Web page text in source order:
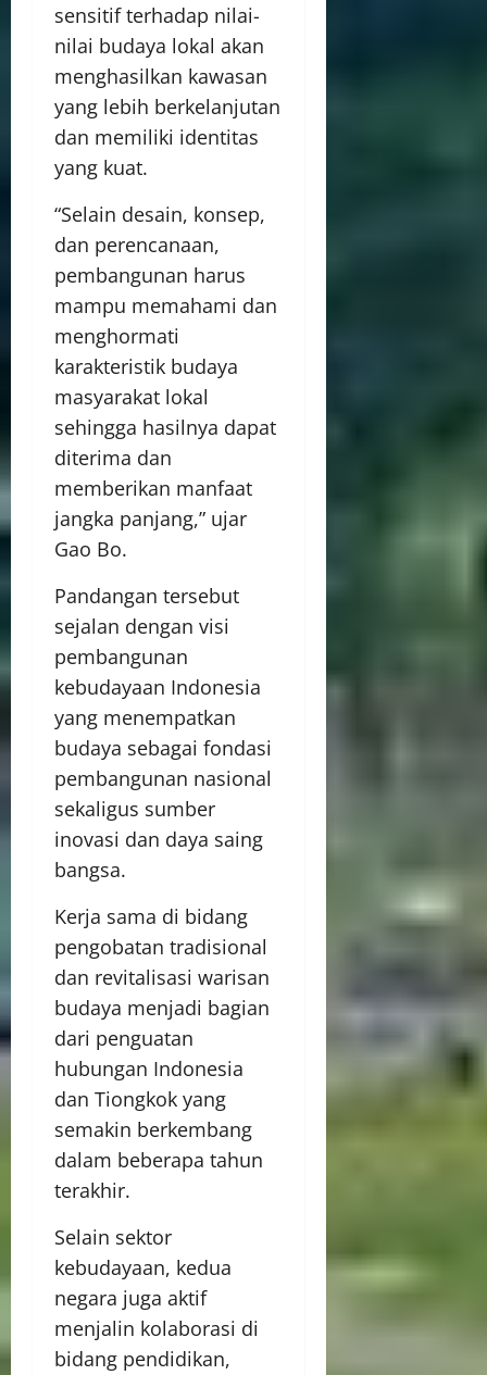
sensitif terhadap nilai-
nilai budaya lokal akan
menghasilkan kawasan
yang lebih berkelanjutan
dan memiliki identitas
yang kuat.
“Selain desain, konsep,
dan perencanaan,
pembangunan harus
mampu memahami dan
menghormati
karakteristik budaya
masyarakat lokal
sehingga hasilnya dapat
diterima dan
memberikan manfaat
jangka panjang,” ujar
Gao Bo.
Pandangan tersebut
sejalan dengan visi
pembangunan
kebudayaan Indonesia
yang menempatkan
budaya sebagai fondasi
pembangunan nasional
sekaligus sumber
inovasi dan daya saing
bangsa.
Kerja sama di bidang
pengobatan tradisional
dan revitalisasi warisan
budaya menjadi bagian
dari penguatan
hubungan Indonesia
dan Tiongkok yang
semakin berkembang
dalam beberapa tahun
terakhir.
Selain sektor
kebudayaan, kedua
negara juga aktif
menjalin kolaborasi di
bidang pendidikan,